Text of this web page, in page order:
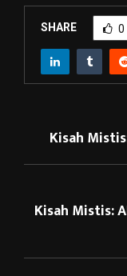
SHARE 0
Kisah
Kisah Mistis: